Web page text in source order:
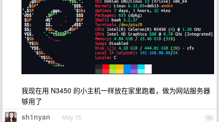
我现在用 N3450 的小主机一样放在家里跑着，做为网站服务器
够用了
46
sh1nyan May 15